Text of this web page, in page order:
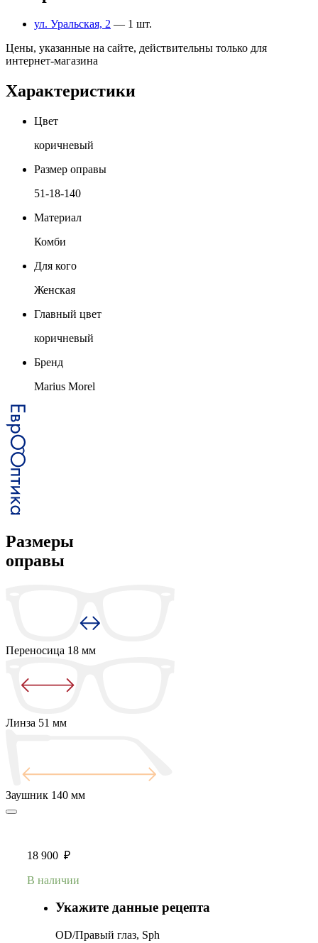
ул. Уральская, 2 — 1 шт.
Цены, указанные на сайте, действительны только для
интернет-магазина
Характеристики
Цвет
коричневый
Размер оправы
51-18-140
Материал
Комби
Для кого
Женская
Главный цвет
коричневый
Бренд
Marius Morel
Размеры
оправы
Переносица 18 мм
Линза 51 мм
Заушник 140 мм
18 900 ₽
В наличии
Укажите данные рецепта
OD/Правый глаз, Sph